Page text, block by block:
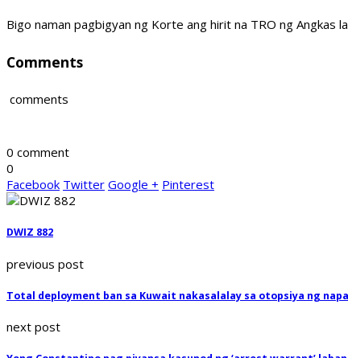
Bigo naman pagbigyan ng Korte ang hirit na TRO ng Angkas
Comments
comments
0 comment
0
Facebook Twitter Google + Pinterest
DWIZ 882
previous post
Total deployment ban sa Kuwait nakasalalay sa otopsiya ng
next post